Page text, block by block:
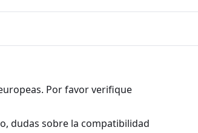
Por favor verifique
dudas sobre la compatibilidad